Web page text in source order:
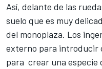
Así, delante de las
suelo que es muy
del monoplaza. Los
externo para introducir
para crear una especie